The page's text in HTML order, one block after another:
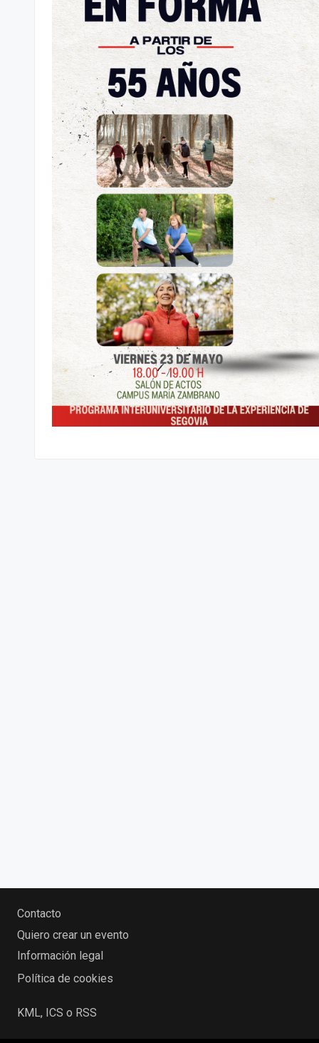
Contacto
Quiero crear un evento
Información legal
Política de cookies
KML, ICS o RSS